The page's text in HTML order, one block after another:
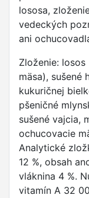
lososa,
vedeckých
ani
Zloženie:
mäsa), sušené
kukuričnej
pšeničné
sušené vajcia,
ochucovacie
Analytické
12 %, obsah
vláknina 4 %.
vitamín A 32